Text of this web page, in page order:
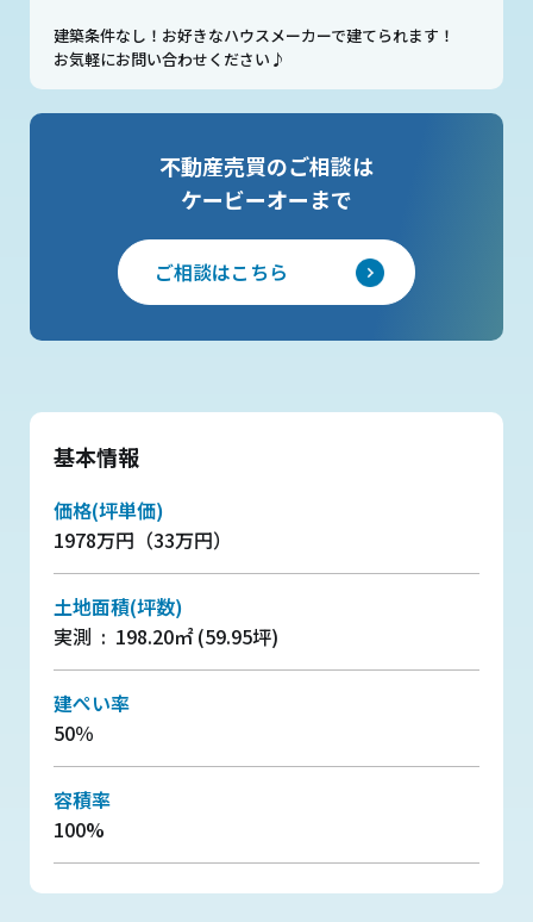
建築条件なし！お好きなハウスメーカーで建てられます！
お気軽にお問い合わせください♪
不動産売買のご相談は
ケービーオーまで
ご相談はこちら
基本情報
価格(坪単価)
1978万円（33万円）
土地面積(坪数)
実測 : 198.20㎡ (59.95坪)
建ぺい率
50％
容積率
100%